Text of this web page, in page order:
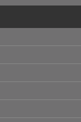
情報